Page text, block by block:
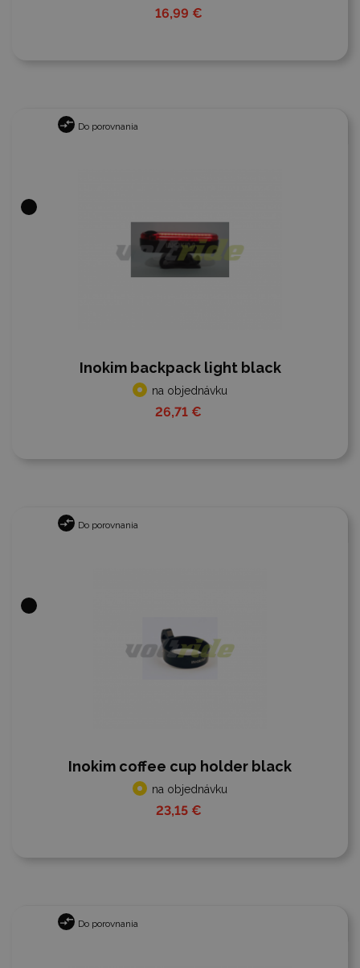
16,99 €
Do porovnania
Inokim backpack light black
na objednávku
26,71 €
Do porovnania
Inokim coffee cup holder black
na objednávku
23,15 €
Do porovnania